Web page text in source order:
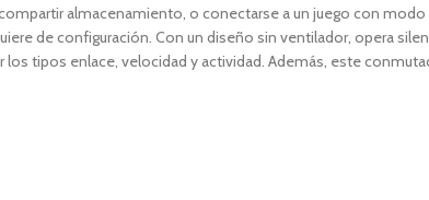
almacenamiento, o conectarse a un juego con
de configuración. Con un diseño sin ventilador, opera
los tipos enlace, velocidad y actividad. Además, este